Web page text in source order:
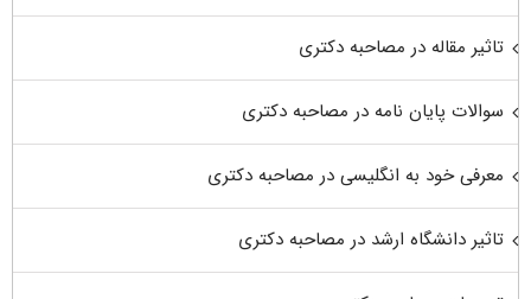
تاثیر مقاله در مصاحبه دکتری
سوالات پایان نامه در مصاحبه دکتری
معرفی خود به انگلیسی در مصاحبه دکتری
تاثیر دانشگاه ارشد در مصاحبه دکتری